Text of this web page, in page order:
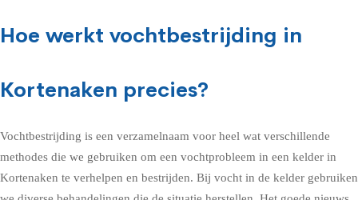
Hoe werkt vochtbestrijding in
Kortenaken precies?
Vochtbestrijding is een verzamelnaam voor heel wat verschillende
methodes die we gebruiken om een vochtprobleem in een kelder in
Kortenaken te verhelpen en bestrijden. Bij vocht in de kelder gebruiken